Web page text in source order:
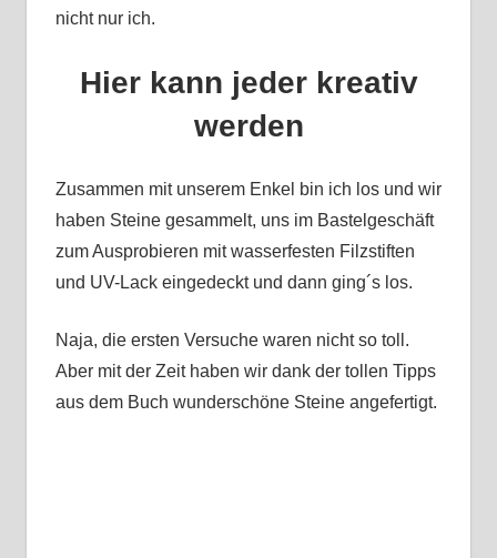
nicht nur ich.
Hier kann jeder kreativ
werden
Zusammen mit unserem Enkel bin ich los und wir
haben Steine gesammelt, uns im Bastelgeschäft
zum Ausprobieren mit wasserfesten Filzstiften
und UV-Lack eingedeckt und dann ging´s los.
Naja, die ersten Versuche waren nicht so toll.
Aber mit der Zeit haben wir dank der tollen Tipps
aus dem Buch wunderschöne Steine angefertigt.